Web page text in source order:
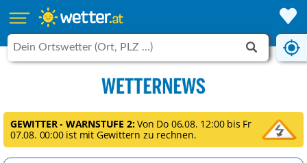
GEWITTER - WARNSTUFE 2:Von Do 06.08. 12:00 bis Fr
07.08. 00:00 ist mit Gewittern zu rechnen.